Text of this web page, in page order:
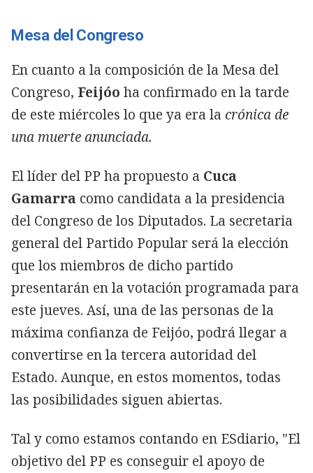
Mesa del Congreso
En cuanto a la composición de la Mesa del
Congreso, Feijóo ha confirmado en la tarde
de este miércoles lo que ya era la crónica de
una muerte anunciada.
El líder del PP ha propuesto a Cuca
Gamarra como candidata a la presidencia
del Congreso de los Diputados. La secretaria
general del Partido Popular será la elección
que los miembros de dicho partido
presentarán en la votación programada para
este jueves. Así, una de las personas de la
máxima confianza de Feijóo, podrá llegar a
convertirse en la tercera autoridad del
Estado. Aunque, en estos momentos, todas
las posibilidades siguen abiertas.
Tal y como estamos contando en ESdiario, "El
objetivo del PP es conseguir el apoyo de